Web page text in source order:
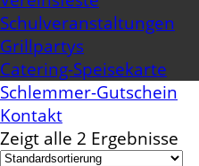
Schulveranstaltungen
Grillpartys
Catering-Speisekarte
Schlemmer-Gutschein
Kontakt
Zeigt alle 2 Ergebnisse